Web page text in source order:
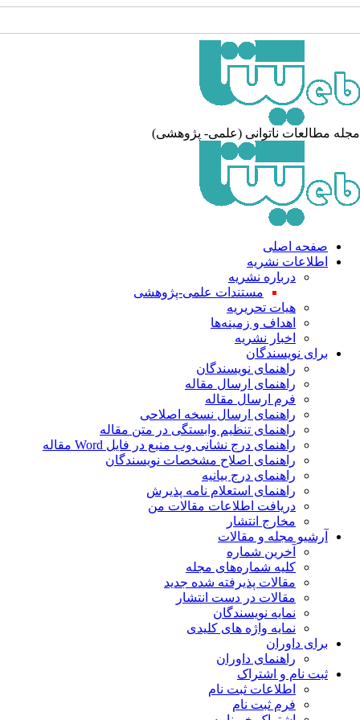
مطالعات ناتوانی (علمی- پژوهشی)
صفحه اصلی
اطلاعات نشریه
درباره نشریه
مستندات علمی-پژوهشی
هیات تحریریه
اهداف و زمینه‌ها
اخبار نشریه
برای نویسندگان
راهنمای نویسندگان
راهنمای ارسال مقاله
فرم ارسال مقاله
راهنمای ارسال نسخه اصلاحی
راهنمای تنظیم وابستگی در متن مقاله
راهنمای درج نشانی وب منبع در فایل Word مقاله
راهنمای اصلاح مشخصات نویسندگان
راهنمای درج بیانیه
راهنمای استعلام نامه پذیرش
دریافت اطلاعات مقالات من
مخارج انتشار
آرشیو مجله و مقالات
آخرین شماره
کلیه شماره‌های مجله
مقالات پذیرفته شده جدید
مقالات در دست انتشار
نمایه نویسندگان
نمایه واژه های کلیدی
برای داوران
راهنمای داوران
ثبت نام و اشتراک
اطلاعات ثبت نام
فرم ثبت نام